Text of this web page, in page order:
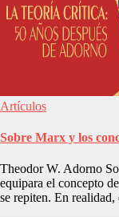
Artículos
Sobre Marx y los
Theodor W. Adorno
equipara el concepto
se repiten. En